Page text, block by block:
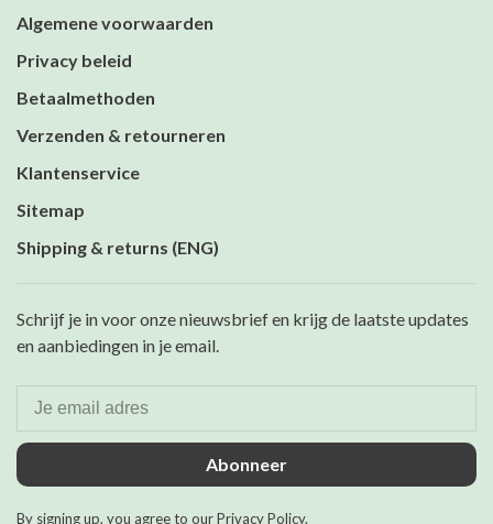
Algemene voorwaarden
Privacy beleid
Betaalmethoden
Verzenden & retourneren
Klantenservice
Sitemap
Shipping & returns (ENG)
Schrijf je in voor onze nieuwsbrief en krijg de laatste updates
en aanbiedingen in je email.
Abonneer
By signing up, you agree to our Privacy Policy.